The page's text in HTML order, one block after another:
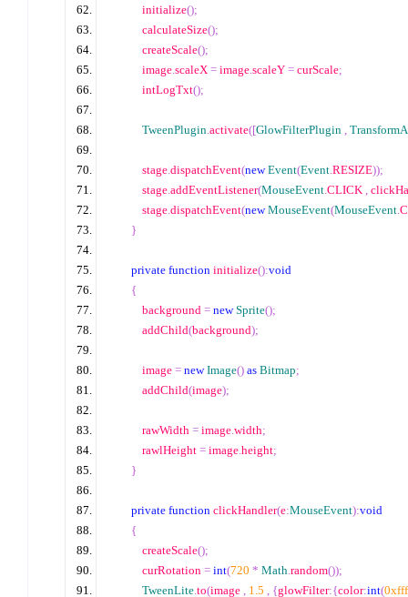
            initialize
();
            calculateSize
();
            createScale
();
            image
.scaleX = image.scaleY = curScale;
            intLogTxt
();
TweenPlugin.activate([GlowFilterPlugin ,
            stage
.dispatchEvent(new Event(Event.RESIZE));
            stage
.addEventListener(MouseEvent.CLICK ,
            stage
.dispatchEvent(new MouseEvent(MouseEvent.
}
private function initialize():void
{
            background
= new Sprite();
            addChild
(background);
            image
= new Image() as Bitmap;
            addChild
(image);
            rawWidth
= image.width;
            rawlHeight
= image.height;
}
private function clickHandler(e:MouseEvent):void
{
            createScale
();
            curRotation
= int(720 * Math.random());
TweenLite.to(image , 1.5 , {glowFilter:{color:int(